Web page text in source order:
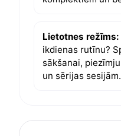
Lietotnes režīms:
ikdienas rutīnu?
sākšanai,
un sērijas sesijām.